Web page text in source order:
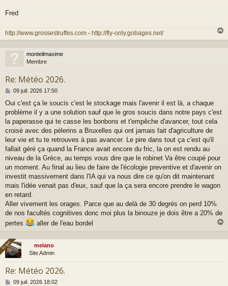
Fred
http://www.grossestruffes.com - http://fly-only.gobages.net/
a
monteilmaxime
Membre
Re: Météo 2026.
M
s
s
a
g
09 juil. 2026 17:50
Oui c'est ça le soucis c'est le stockage mais l'avenir il est là, a chaque
problème il y a une solution sauf que le gros soucis dans notre pays c'est
la paperasse qui te casse les bonbons et t'empêche d'avancer, tout cela
croisé avec des pèlerins a Bruxelles qui ont jamais fait d'agriculture de
leur vie et tu te retrouves à pas avancer. Le pire dans tout ça c'est qu'il
fallait géré ça quand la France avait encore du fric, la on est rendu au
niveau de la Grèce, au temps vous dire que le robinet Va être coupé pour
un moment. Au final au lieu de faire de l'écologie preventive et d'avenir on
investit massivement dans l'IA qui va nous dire ce qu'on dit maintenant
mais l'idée venait pas d'eux, sauf que la ça sera encore prendre le wagon
en retard.
Aller vivement les orages. Parce que au delà de 30 degrés on perd 10%
de nos facultés cognitives donc moi plus la binouze je dois être a 20% de
pertes
aller de l'eau bordel
u
melano
Site Admin
Re: Météo 2026.
M
09 juil. 2026 18:02
En ligne
En ligne